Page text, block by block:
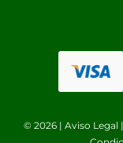
© 2026 | Aviso Legal |